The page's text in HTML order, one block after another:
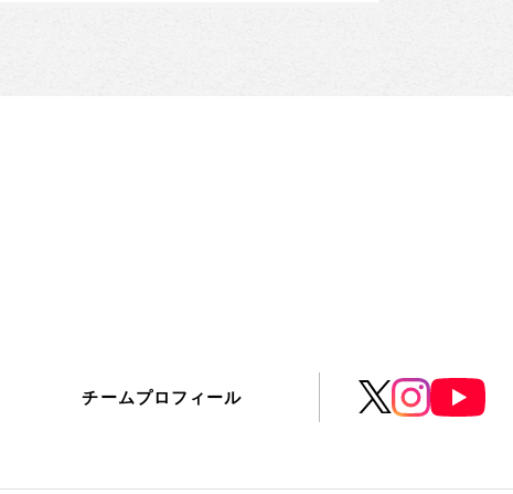
チームプロフィール